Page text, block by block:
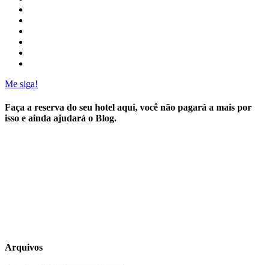
Me siga!
Faça a reserva do seu hotel aqui, você não pagará a mais por
isso e ainda ajudará o Blog.
Arquivos